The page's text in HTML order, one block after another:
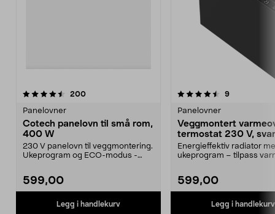
200anmeldelser
Panelovner
Cotech panelovn til små rom,
400 W
230 V panelovn til veggmontering.
Ukeprogram og ECO-modus -
599,00
Legg i handlekurv
4.5 av 5 stjerner 9anmeldelser
Panelovner
Veggmontert
termostat 230 V,
W
Energieffektiv radiator
ukeprogram – tilpass
599,00
Legg i handlekurv
4.5 av 5 stjerner